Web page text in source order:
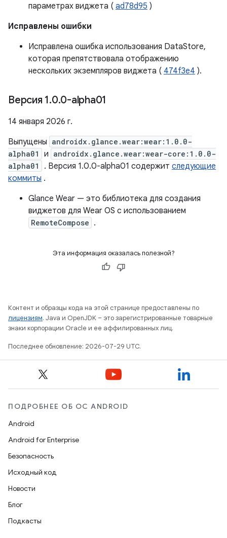
параметрах виджета ( ad78d95 )
Исправлены ошибки
Исправлена ​​ошибка использования DataStore,
которая препятствовала отображению
нескольких экземпляров виджета ( 474f3e4 ).
Версия 1.0.0-alpha01
14 января 2026 г.
Выпущены androidx.glance.wear:wear:1.0.0-
alpha01
и androidx.glance.wear:wear-core:1.0.0-
alpha01
. Версия 1.0.0-alpha01 содержит следующие
коммиты .
Glance Wear — это библиотека для создания
виджетов для Wear OS с использованием
RemoteCompose .
Эта информация оказалась полезной?
Контент и образцы кода на этой странице предоставлены по
лицензиям. Java и OpenJDK – это зарегистрированные товарные
знаки корпорации Oracle и ее аффилированных лиц.
Последнее обновление: 2026-07-29 UTC.
ПОДРОБНЕЕ ОБ ОС ANDROID
Android
Android for Enterprise
Безопасность
Исходный код
Новости
Блог
Подкасты